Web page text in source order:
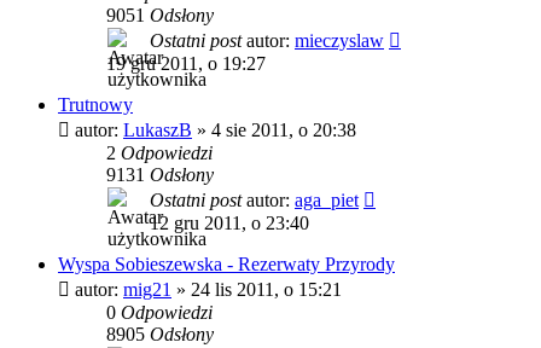
9051 Odsłony
Ostatni postautor: mieczyslaw
19 gru 2011, o 19:27
Trutnowy
autor: LukaszB » 4 sie 2011, o 20:38
2 Odpowiedzi
9131 Odsłony
Ostatni postautor: aga_piet
12 gru 2011, o 23:40
Wyspa Sobieszewska - Rezerwaty Przyrody
autor: mig21 » 24 lis 2011, o 15:21
0 Odpowiedzi
8905 Odsłony